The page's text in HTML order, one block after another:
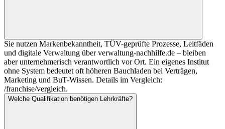
Sie nutzen Markenbekanntheit, TÜV-geprüfte Prozesse, Leitfäden
und digitale Verwaltung über verwaltung-nachhilfe.de – bleiben
aber unternehmerisch verantwortlich vor Ort. Ein eigenes Institut
ohne System bedeutet oft höheren Bauchladen bei Verträgen,
Marketing und BuT-Wissen. Details im Vergleich:
/franchise/vergleich.
Welche Qualifikation benötigen Lehrkräfte?